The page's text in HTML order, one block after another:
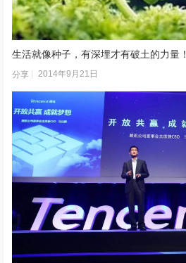
生活就像种子，有深埋才有破土的力量！
分享 2014年9月21日